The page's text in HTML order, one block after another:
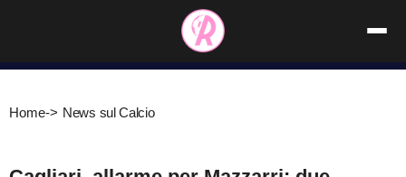
contenuto
Home-> News sul Calcio